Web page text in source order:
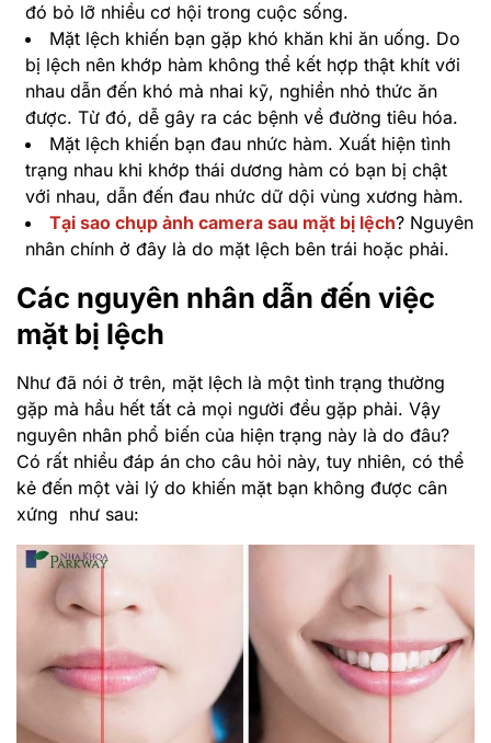
đó bỏ lỡ nhiều cơ hội trong cuộc sống.
Mặt lệch khiến bạn gặp khó khăn khi ăn uống. Do
bị lệch nên khớp hàm không thể kết hợp thật khít với
nhau dẫn đến khó mà nhai kỹ, nghiền nhỏ thức ăn
được. Từ đó, dễ gây ra các bệnh về đường tiêu hóa.
Mặt lệch khiến bạn đau nhức hàm. Xuất hiện tình
trạng nhau khi khớp thái dương hàm có bạn bị chật
với nhau, dẫn đến đau nhức dữ dội vùng xương hàm.
Tại sao chụp ảnh camera sau mặt bị lệch? Nguyên
nhân chính ở đây là do mặt lệch bên trái hoặc phải.
Các nguyên nhân dẫn đến việc
mặt bị lệch
Như đã nói ở trên, mặt lệch là một tình trạng thường
gặp mà hầu hết tất cả mọi người đều gặp phải. Vậy
nguyên nhân phổ biến của hiện trạng này là do đâu?
Có rất nhiều đáp án cho câu hỏi này, tuy nhiên, có thể
kẻ đến một vài lý do khiến mặt bạn không được cân
xứng như sau: